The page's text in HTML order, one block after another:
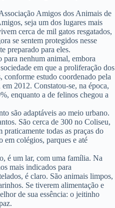
Amigos dos Animais de
seja um dos lugares mais
cerca de mil gatos resgatados,
se sentem protegidos nesse
preparado para eles.
nenhum animal, embora
em que a proliferação dos
conforme estudo coordenado pela
2012. Constatou-se, na época,
enquanto a de felinos chegou a
são adaptáveis ao meio urbano.
São cerca de 300 no Coliseu,
todas as praças do
em colégios, parques e até
é um lar, com uma família. Na
mais indicados para
é claro. São animais limpos,
Se tiverem alimentação e
de sua essência: o jeitinho